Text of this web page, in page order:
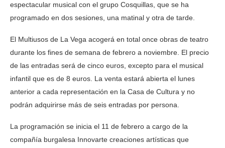
espectacular musical con el grupo Cosquillas, que se ha
programado en dos sesiones, una matinal y otra de tarde.
El Multiusos de La Vega acogerá en total once obras de teatro
durante los fines de semana de febrero a noviembre. El precio
de las entradas será de cinco euros, excepto para el musical
infantil que es de 8 euros. La venta estará abierta el lunes
anterior a cada representación en la Casa de Cultura y no
podrán adquirirse más de seis entradas por persona.
La programación se inicia el 11 de febrero a cargo de la
compañía burgalesa Innovarte creaciones artísticas que